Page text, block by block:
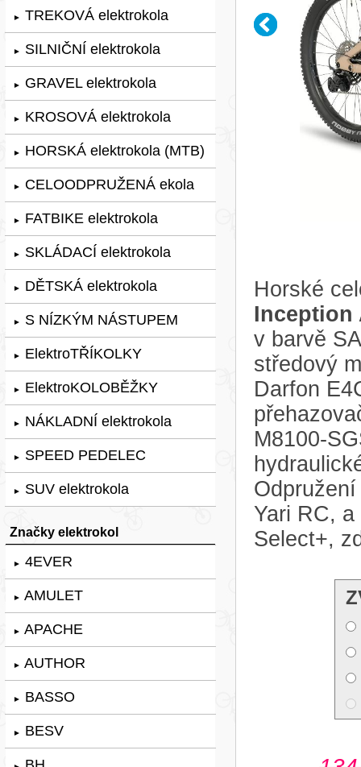
► TREKOVÁ elektrokola
► SILNIČNÍ elektrokola
► GRAVEL elektrokola
► KROSOVÁ elektrokola
► HORSKÁ elektrokola (MTB)
► CELOODPRUŽENÁ ekola
► FATBIKE elektrokola
► SKLÁDACÍ elektrokola
► DĚTSKÁ elektrokola
► S NÍZKÝM NÁSTUPEM
► ElektroTŘÍKOLKY
► ElektroKOLOBĚŽKY
► NÁKLADNÍ elektrokola
► SPEED PEDELEC
► SUV elektrokola
Značky elektrokol
► 4EVER
► AMULET
► APACHE
► AUTHOR
► BASSO
► BESV
Horské
Inception
v barvě
středový
Darfon
M8100-
Yari RC,
Select+,